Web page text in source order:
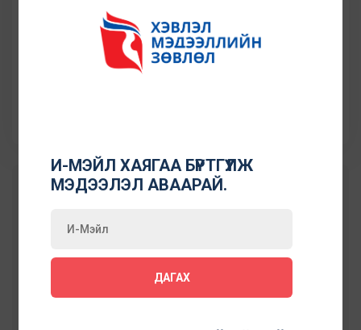
Утасны дугаар
99100338
Сошиал холбоос:
ХЭВЛЭЛД ЯРИЛЦЛАГА МЭДЭЭЛЭЛ ӨГӨХ СЭДЭВ
И-МЭЙЛ ХАЯГАА БҮРТГҮҮЛЖ
МЭДЭЭЛЭЛ АВААРАЙ.
ДАГАХ